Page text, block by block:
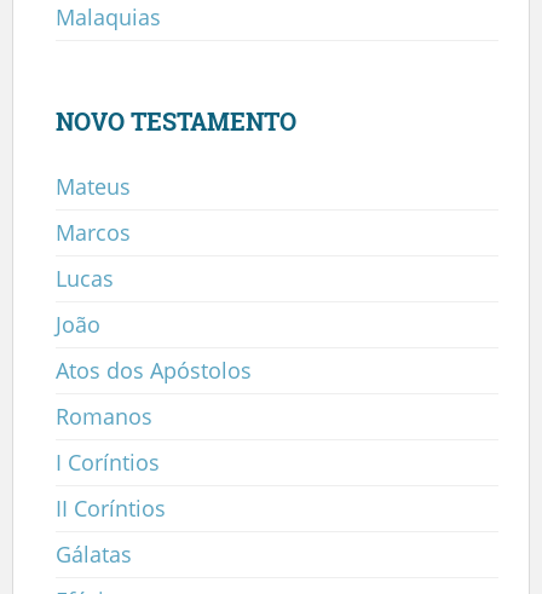
Malaquias
NOVO TESTAMENTO
Mateus
Marcos
Lucas
João
Atos dos Apóstolos
Romanos
I Coríntios
II Coríntios
Gálatas